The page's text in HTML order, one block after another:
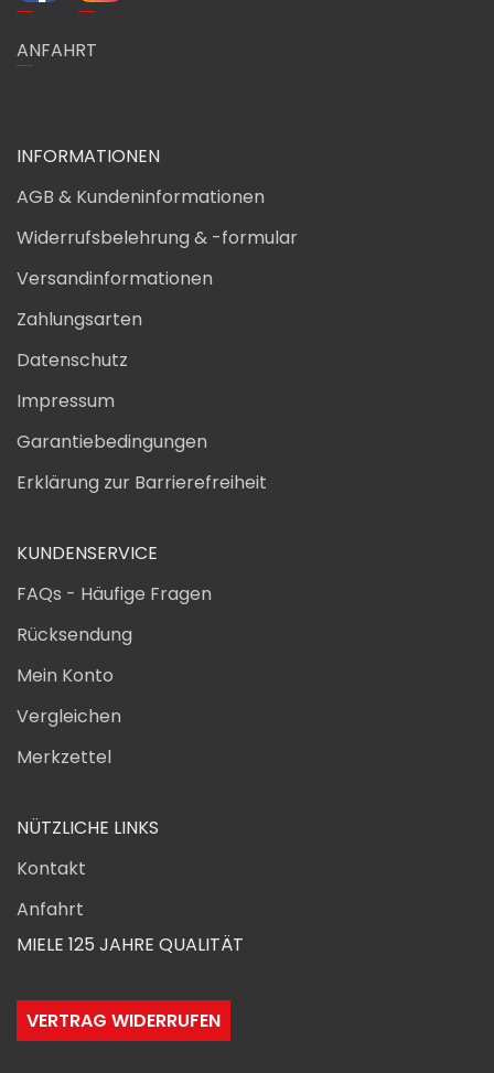
ANFAHRT
INFORMATIONEN
AGB & Kundeninformationen
Widerrufsbelehrung & -formular
Versandinformationen
Zahlungsarten
Datenschutz
Impressum
Garantiebedingungen
Erklärung zur Barrierefreiheit
KUNDENSERVICE
FAQs - Häufige Fragen
Rücksendung
Mein Konto
Vergleichen
Merkzettel
NÜTZLICHE LINKS
Kontakt
Anfahrt
MIELE 125 JAHRE QUALITÄT
VERTRAG WIDERRUFEN